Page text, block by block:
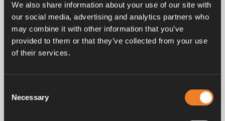
We also share information about your use of our site with
our social media, advertising and analytics partners who
may combine it with other information that you’ve
provided to them or that they’ve collected from your use
of their services.
Selection
Necessary
Art. nr: 1900630